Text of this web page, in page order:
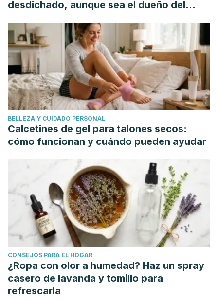
8146(01)00277-1
Roby, M. H. H., Sarhan, M. A., Selim, K. A. H., & Khalel, K. I.
(2013). Antioxidant and antimicrobial activities of essential
oil and extracts of fennel (Foeniculum vulgare L.) and
chamomile (Matricaria chamomilla L.).
Industrial crops and
products,44, 437-445.
https://www.sciencedirect.com/science/article/abs/pii/
via%3Dihub
Tebyanian, M., Umaña, O., Yebra, L. R., & Chaverri, P. E. A. El
https://unibe.ac.cr/revistafarmacia/wp-
content/uploads/tesis/TESIS1112/TESIS1112.pdf
Badgujar, S. B., Patel, V. V., & Bandivdekar, A. H. (2014).
Foeniculum vulgare Mill: a review of its botany,
phytochemistry, pharmacology, contemporary application,
and toxicology. BioMed research international,2014.
https://www.ncbi.nlm.nih.gov/pmc/articles/PMC4137549/
desdichado, aunque sea el dueño del
BELLEZA Y CUIDADO PERSONAL
Calcetines de gel para talones secos:
cómo funcionan y cuándo pueden ayudar
CONSEJOS PARA EL HOGAR
¿Ropa con olor a humedad? Haz un spray
casero de lavanda y tomillo para
refrescarla